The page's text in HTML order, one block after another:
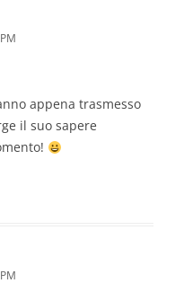
appena trasmesso
il suo sapere